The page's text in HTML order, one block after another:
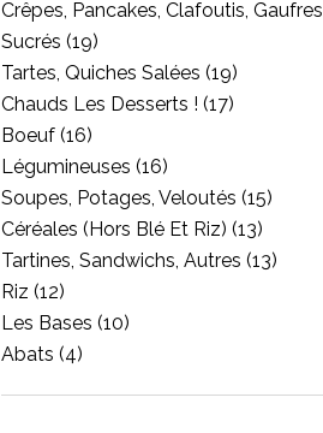
Crêpes, Pancakes, Clafoutis, Gaufres
Sucrés (19)
Tartes, Quiches Salées (19)
Chauds Les Desserts ! (17)
Boeuf (16)
Légumineuses (16)
Soupes, Potages, Veloutés (15)
Céréales (hors Blé Et Riz) (13)
Tartines, Sandwichs, Autres (13)
Riz (12)
Les Bases (10)
Abats (4)